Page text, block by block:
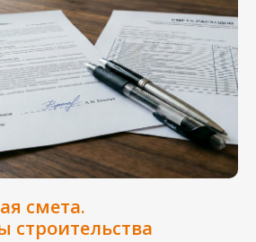
смета.
строительства